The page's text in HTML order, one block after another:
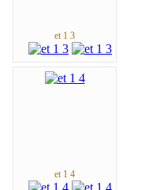
et 1 3
et 1 4